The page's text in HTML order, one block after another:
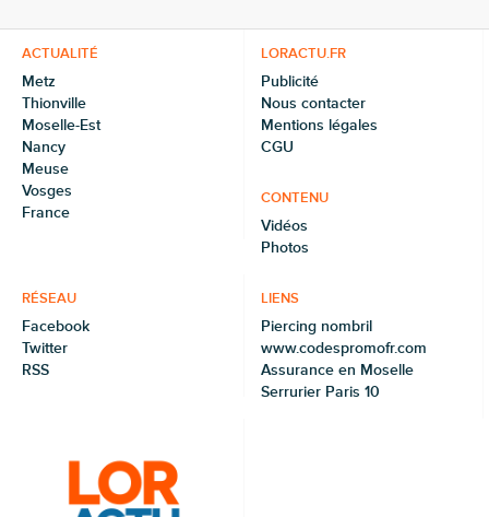
ACTUALITÉ
Metz
Thionville
Moselle-Est
Nancy
Meuse
Vosges
France
LORACTU.FR
Publicité
Nous contacter
Mentions légales
CGU
CONTENU
Vidéos
Photos
RÉSEAU
Facebook
Twitter
RSS
LIENS
Piercing nombril
www.codespromofr.com
Assurance en Moselle
Serrurier Paris 10